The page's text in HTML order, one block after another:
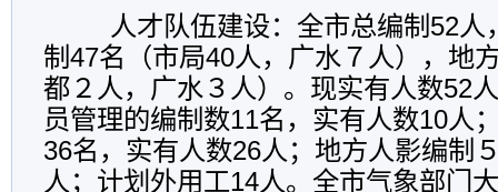
人才队伍建设：全市总编制52
制47名（市局40人，广水７人），地
都２人，广水３人）。现实有人数52
员管理的编制数11名，实有人数10人
36名，实有人数26人；地方人影编制
人；计划外用工14人。全市气象部门